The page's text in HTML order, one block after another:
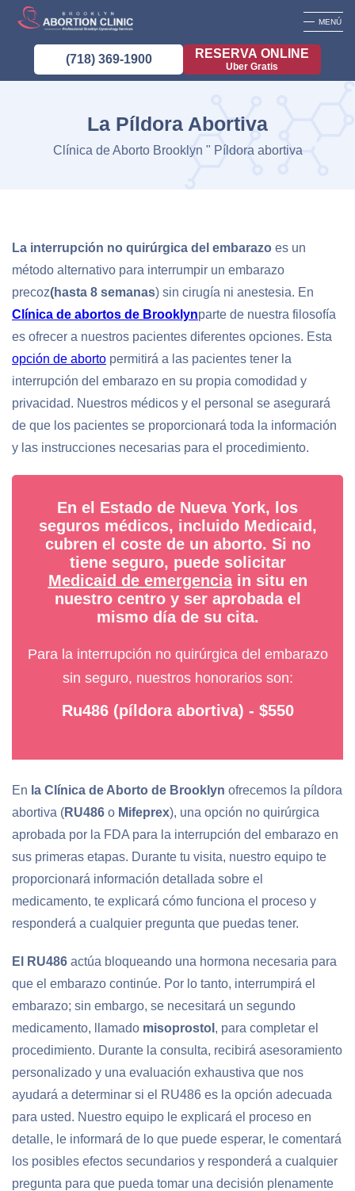
MENÚ
(718) 369-1900 RESERVA ONLINE
Uber Gratis
La Píldora Abortiva
Clínica de Aborto Brooklyn " Píldora abortiva
La interrupción no quirúrgica del embarazo es un
método alternativo para interrumpir un embarazo
precoz(hasta 8 semanas) sin cirugía ni anestesia. En
Clínica de abortos de Brooklynparte de nuestra filosofía
es ofrecer a nuestros pacientes diferentes opciones. Esta
opción de aborto permitirá a las pacientes tener la
interrupción del embarazo en su propia comodidad y
privacidad. Nuestros médicos y el personal se asegurará
de que los pacientes se proporcionará toda la información
y las instrucciones necesarias para el procedimiento.
En el Estado de Nueva York, los
seguros médicos, incluido Medicaid,
cubren el coste de un aborto. Si no
tiene seguro, puede solicitar
Medicaid de emergenciain situ en
nuestro centro y ser aprobada el
mismo día de su cita.
Para la interrupción no quirúrgica del embarazo
sin seguro, nuestros honorarios son:
Ru486 (píldora abortiva) - $550
En la Clínica de Aborto de Brooklyn ofrecemos la píldora
abortiva (RU486 o Mifeprex), una opción no quirúrgica
aprobada por la FDA para la interrupción del embarazo en
sus primeras etapas. Durante tu visita, nuestro equipo te
proporcionará información detallada sobre el
medicamento, te explicará cómo funciona el proceso y
responderá a cualquier pregunta que puedas tener.
El RU486 actúa bloqueando una hormona necesaria para
que el embarazo continúe. Por lo tanto, interrumpirá el
embarazo; sin embargo, se necesitará un segundo
medicamento, llamado misoprostol , para completar el
procedimiento. Durante la consulta, recibirá asesoramiento
personalizado y una evaluación exhaustiva que nos
ayudará a determinar si el RU486 es la opción adecuada
para usted. Nuestro equipo le explicará el proceso en
detalle, le informará de lo que puede esperar, le comentará
los posibles efectos secundarios y responderá a cualquier
pregunta para que pueda tomar una decisión plenamente